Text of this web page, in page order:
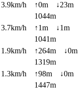
3.9km/h ↑0m ↓23m
1044m
3.7km/h ↑1m ↓1m
1041m
1.9km/h ↑264m ↓0m
1319m
1.3km/h ↑98m ↓0m
1447m